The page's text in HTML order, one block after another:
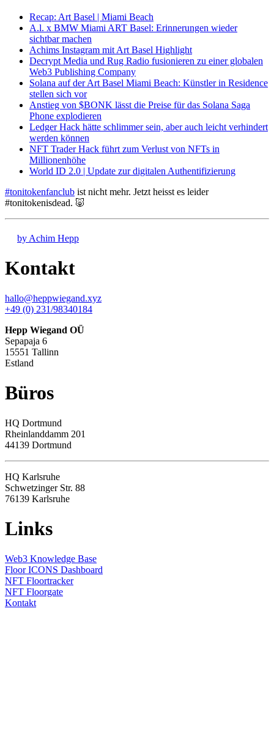
Recap: Art Basel | Miami Beach
A.l. x BMW Miami ART Basel: Erinnerungen wieder
sichtbar machen
Achims Instagram mit Art Basel Highlight
Decrypt Media und Rug Radio fusionieren zu einer globalen
Web3 Publishing Company
Solana auf der Art Basel Miami Beach: Künstler in Residence
stellen sich vor
Anstieg von $BONK lässt die Preise für das Solana Saga
Phone explodieren
Ledger Hack hätte schlimmer sein, aber auch leicht verhindert
werden können
NFT Trader Hack führt zum Verlust von NFTs in
Millionenhöhe
World ID 2.0 | Update zur digitalen Authentifizierung
#tonitokenfanclub ist nicht mehr. Jetzt heisst es leider
#tonitokenisdead. 🐷
by Achim Hepp
Kontakt
hallo@heppwiegand.xyz
+49 (0) 231/98340184
Hepp Wiegand OÜ
Sepapaja 6
15551 Tallinn
Estland
Büros
HQ Dortmund
Rheinlanddamm 201
44139 Dortmund
HQ Karlsruhe
Schwetzinger Str. 88
76139 Karlsruhe
Links
Web3 Knowledge Base
Floor ICONS Dashboard
NFT Floortracker
NFT Floorgate
Kontakt